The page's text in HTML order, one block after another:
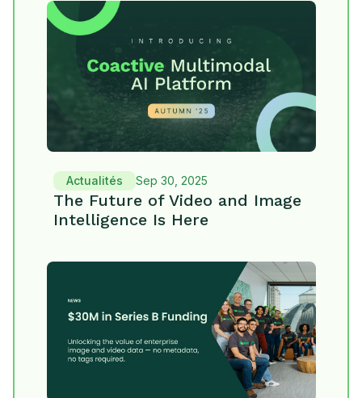
Actualités Sep 30, 2025
The Future of Video and Image
Intelligence Is Here